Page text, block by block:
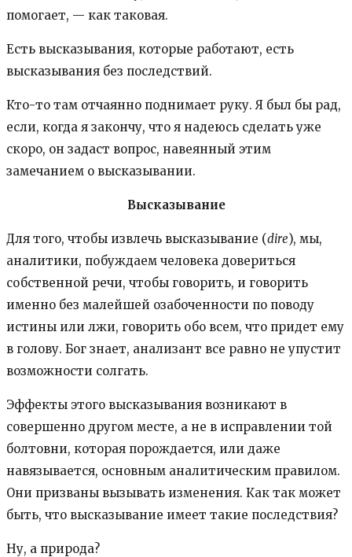
помогает, — как таковая.
Есть высказывания, которые работают, есть
высказывания без последствий.
Кто-то там отчаянно поднимает руку. Я был бы рад,
если, когда я закончу, что я надеюсь сделать уже
скоро, он задаст вопрос, навеянный этим
замечанием о высказывании.
Высказывание
Для того, чтобы извлечь высказывание (dire), мы,
аналитики, побуждаем человека довериться
собственной речи, чтобы говорить, и говорить
именно без малейшей озабоченности по поводу
истины или лжи, говорить обо всем, что придет ему
в голову. Бог знает, анализант все равно не упустит
возможности солгать.
Эффекты этого высказывания возникают в
совершенно другом месте, а не в исправлении той
болтовни, которая порождается, или даже
навязывается, основным аналитическим правилом.
Они призваны вызывать изменения. Как так может
быть, что высказывание имеет такие последствия?
Ну, а природа?